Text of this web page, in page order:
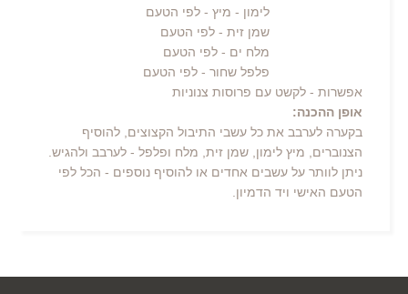
לימון - מיץ - לפי הטעם
שמן זית - לפי הטעם
מלח ים - לפי הטעם
פלפל שחור - לפי הטעם
אפשרות - לקשט עם פרוסות צנוניות
אופן ההכנה:
בקערה לערבב את כל עשבי התיבול הקצוצים, להוסיף
הצנוברים, מיץ לימון, שמן זית, מלח ופלפל - לערבב ולהגיש.
ניתן לוותר על עשבים אחדים או להוסיף נוספים - הכל לפי
הטעם האישי ויד הדמיון.